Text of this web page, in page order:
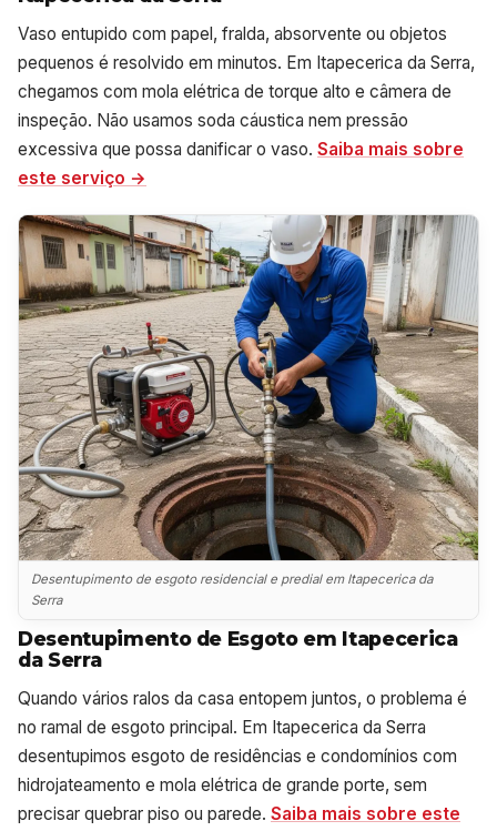
Vaso entupido com papel, fralda, absorvente ou objetos
pequenos é resolvido em minutos. Em Itapecerica da Serra,
chegamos com mola elétrica de torque alto e câmera de
inspeção. Não usamos soda cáustica nem pressão
excessiva que possa danificar o vaso. Saiba mais sobre
este serviço →
Desentupimento de esgoto residencial e predial em Itapecerica da
Serra
Desentupimento de Esgoto em Itapecerica
da Serra
Quando vários ralos da casa entopem juntos, o problema é
no ramal de esgoto principal. Em Itapecerica da Serra
desentupimos esgoto de residências e condomínios com
hidrojateamento e mola elétrica de grande porte, sem
precisar quebrar piso ou parede. Saiba mais sobre este